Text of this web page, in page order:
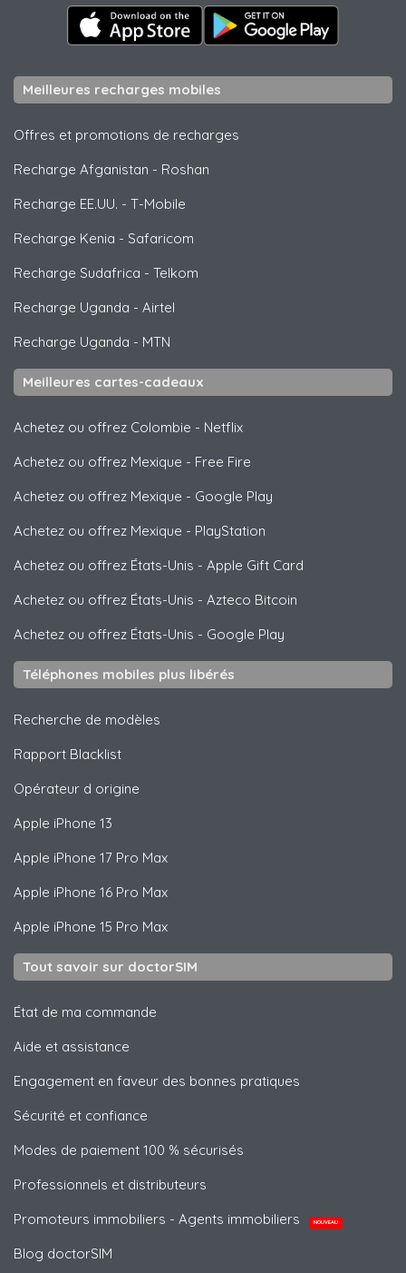
Meilleures recharges mobiles
Offres et promotions de recharges
Recharge Afganistan - Roshan
Recharge EE.UU. - T-Mobile
Recharge Kenia - Safaricom
Recharge Sudafrica - Telkom
Recharge Uganda - Airtel
Recharge Uganda - MTN
Meilleures cartes-cadeaux
Achetez ou offrez Colombie - Netflix
Achetez ou offrez Mexique - Free Fire
Achetez ou offrez Mexique - Google Play
Achetez ou offrez Mexique - PlayStation
Achetez ou offrez États-Unis - Apple Gift Card
Achetez ou offrez États-Unis - Azteco Bitcoin
Achetez ou offrez États-Unis - Google Play
Téléphones mobiles plus libérés
Recherche de modèles
Rapport Blacklist
Opérateur d origine
Apple iPhone 13
Apple iPhone 17 Pro Max
Apple iPhone 16 Pro Max
Apple iPhone 15 Pro Max
Tout savoir sur doctorSIM
État de ma commande
Aide et assistance
Engagement en faveur des bonnes pratiques
Sécurité et confiance
Modes de paiement 100 % sécurisés
Professionnels et distributeurs
Promoteurs immobiliers - Agents immobiliers
NOUVEAU
Blog doctorSIM